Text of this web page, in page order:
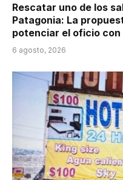
Rescatar uno de los
Patagonia: La
potenciar el oficio con
6 agosto, 2026